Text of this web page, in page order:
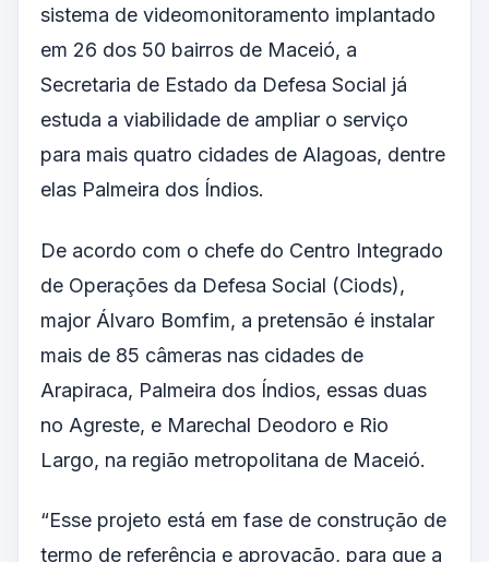
sistema de videomonitoramento implantado
em 26 dos 50 bairros de Maceió, a
Secretaria de Estado da Defesa Social já
estuda a viabilidade de ampliar o serviço
para mais quatro cidades de Alagoas, dentre
elas Palmeira dos Índios.
De acordo com o chefe do Centro Integrado
de Operações da Defesa Social (Ciods),
major Álvaro Bomfim, a pretensão é instalar
mais de 85 câmeras nas cidades de
Arapiraca, Palmeira dos Índios, essas duas
no Agreste, e Marechal Deodoro e Rio
Largo, na região metropolitana de Maceió.
“Esse projeto está em fase de construção de
termo de referência e aprovação, para que a